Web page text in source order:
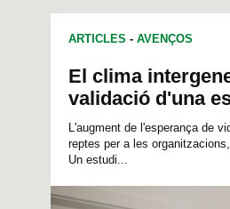
ARTICLES - AVENÇOS
El clima
validació d'una
L'augment de l'esperança de
reptes per a les
Un estudi...